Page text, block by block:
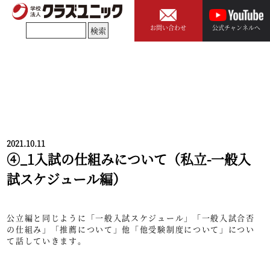
お問い合わせ 公式チャンネルへ
2021.10.11
④_1入試の仕組みについて（私立-一般入
試スケジュール編）
公立編と同じように「一般入試スケジュール」「一般入試合否
の仕組み」「推薦について」他「他受験制度について」につい
て話していきます。